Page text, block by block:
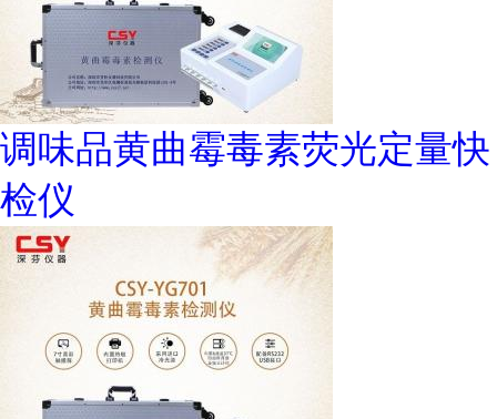
调味品黄曲霉毒素荧光定量快
检仪